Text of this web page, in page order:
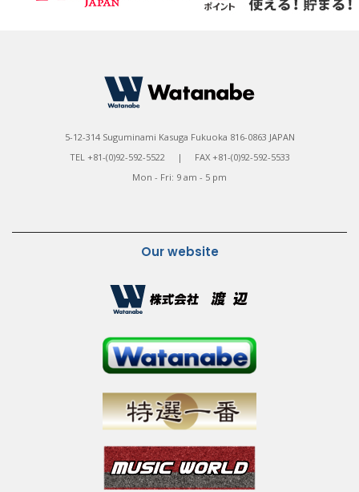
5-12-314 Suguminami Kasuga Fukuoka 816-0863 JAPAN
TEL +81-(0)92-592-5522 | FAX +81-(0)92-592-5533
Mon - Fri: 9 am - 5 pm
Our website